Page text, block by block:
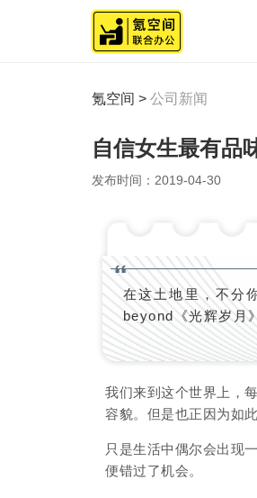
氪空间 > 公司新闻
自信女生最有品
发布时间： 2019-04-30
在这土地里，不分
beyond《光辉岁月》
我们来到这个世界上，
容貌。但是也正因为如
只是生活中偶尔会出现
便错过了机会。